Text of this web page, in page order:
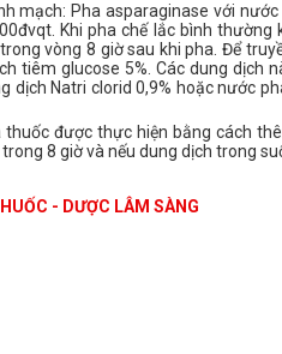
mạch: Pha asparaginase với
Khi pha chế lắc bình
vòng 8 giờ sau khi pha. Để
tiêm glucose 5%. Các dung
dịch Natri clorid 0,9% hoặc nước
được thực hiện bằng cách
8 giờ và nếu dung dịch trong
- DƯỢC LÂM SÀNG